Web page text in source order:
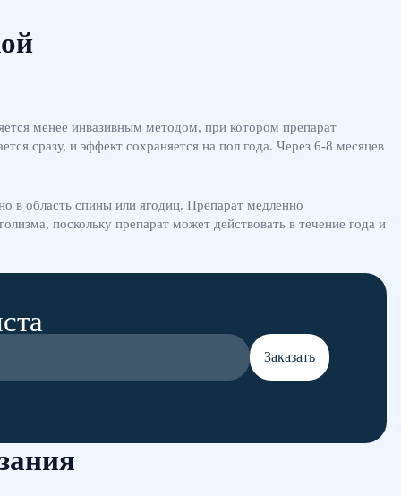
менее инвазивным методом, при котором препарат
сразу, и эффект сохраняется на пол года. Через 6-8 месяцев
в область спины или ягодиц. Препарат медленно
поскольку препарат может действовать в течение года и
Заказать